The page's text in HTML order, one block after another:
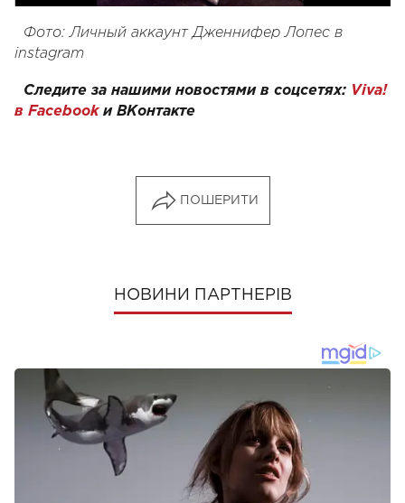
Фото: Личный аккаунт Дженнифер Лопес в
instagram
Следите за нашими новостями в соцсетях: Viva!
в Facebookи ВКонтакте
ПОШЕРИТИ
НОВИНИ ПАРТНЕРІВ